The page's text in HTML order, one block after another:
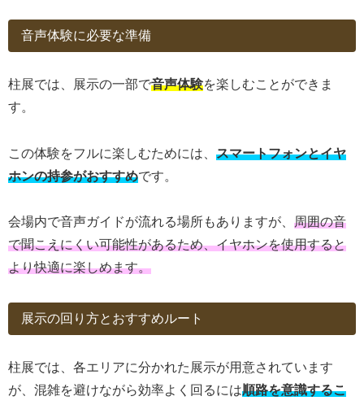
音声体験に必要な準備
柱展では、展示の一部で音声体験を楽しむことができま
す。
この体験をフルに楽しむためには、 スマートフォンとイヤ
ホンの持参がおすすめです。
会場内で音声ガイドが流れる場所もありますが、 周囲の音
で聞こえにくい可能性があるため、イヤホンを使用すると
より快適に楽しめます。
展示の回り方とおすすめルート
柱展では、各エリアに分かれた展示が用意されています
が、混雑を避けながら効率よく回るには順路を意識するこ